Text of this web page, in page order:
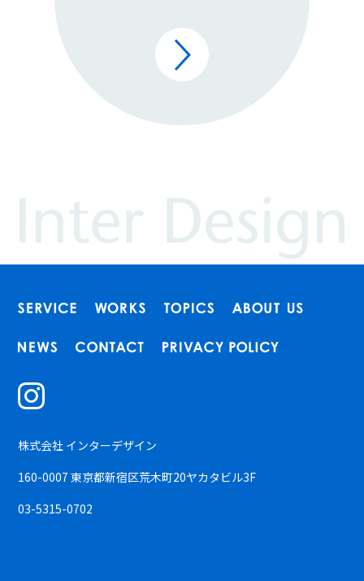
株式会社 インターデザイン
160-0007 東京都新宿区荒木町20ヤカタビル3F
03-5315-0702